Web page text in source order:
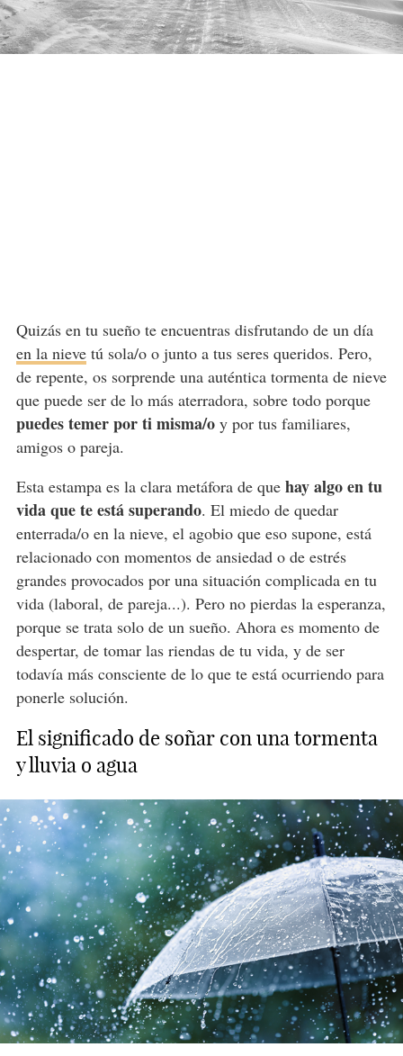
Quizás en tu sueño te encuentras disfrutando de un día
en la nievetú sola/o o junto a tus seres queridos. Pero,
de repente, os sorprende una auténtica tormenta de nieve
que puede ser de lo más aterradora, sobre todo porque
puedes temer por ti misma/oy por tus familiares,
amigos o pareja.
Esta estampa es la clara metáfora de que hay algo en tu
vida que te está superando. El miedo de quedar
enterrada/o en la nieve, el agobio que eso supone, está
relacionado con momentos de ansiedad o de estrés
grandes provocados por una situación complicada en tu
vida (laboral, de pareja...). Pero no pierdas la esperanza,
porque se trata solo de un sueño. Ahora es momento de
despertar, de tomar las riendas de tu vida, y de ser
todavía más consciente de lo que te está ocurriendo para
ponerle solución.
El significado de soñar con una tormenta
y lluvia o agua